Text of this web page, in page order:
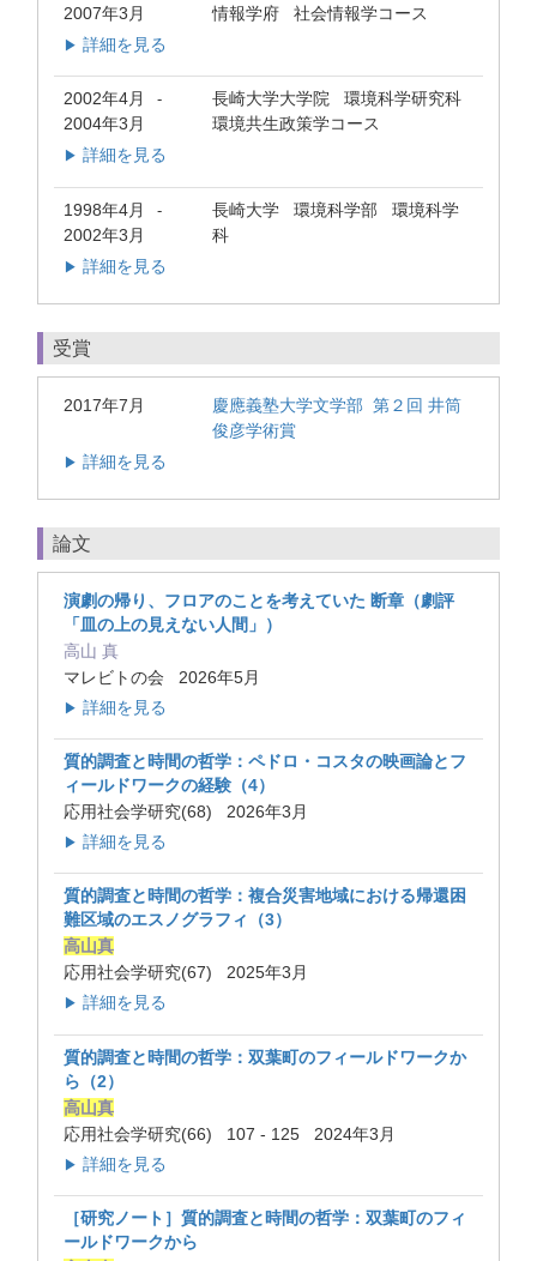
2007年3月
情報学府 社会情報学コース
▶ 詳細を見る
2002年4月 -
2004年3月
長崎大学大学院 環境科学研究科
環境共生政策学コース
▶ 詳細を見る
1998年4月 -
2002年3月
長崎大学 環境科学部 環境科学
科
▶ 詳細を見る
受賞
2017年7月
慶應義塾大学文学部 第２回 井筒
俊彦学術賞
▶ 詳細を見る
論文
演劇の帰り、フロアのことを考えていた 断章（劇評
「皿の上の見えない人間」）
高山 真
マレビトの会 2026年5月
▶ 詳細を見る
質的調査と時間の哲学：ペドロ・コスタの映画論とフ
ィールドワークの経験（4）
応用社会学研究(68) 2026年3月
▶ 詳細を見る
質的調査と時間の哲学：複合災害地域における帰還困
難区域のエスノグラフィ（3）
高山真
応用社会学研究(67) 2025年3月
▶ 詳細を見る
質的調査と時間の哲学：双葉町のフィールドワークか
ら（2）
高山真
応用社会学研究(66) 107 - 125 2024年3月
▶ 詳細を見る
［研究ノート］質的調査と時間の哲学：双葉町のフィ
ールドワークから